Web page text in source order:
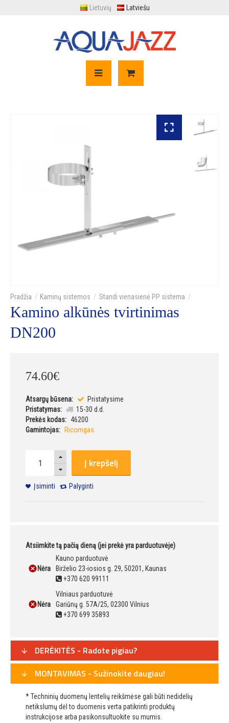
Lietuvių Latviešu
Kaminų sistemos Standi vienasienė PP sistema
Kamino alkūnės tvirtinimas
DN200
74.60€
Atsargų būsena:
Pristatysime
Pristatymas:
15-30 d.d.
Prekės kodas: 46200
Gamintojas:
Ricomgas
Į krepšelį
Įsiminti Palyginti
Atsiimkite tą pačią dieną (jei prekė yra parduotuvėje)
Nėra
Kauno parduotuvė
Birželio 23-iosios g. 29, 50201, Kaunas
+370 620 99111
Nėra
Vilniaus parduotuvė
Gariūnų g. 57A/25, 02300 Vilnius
+370 699 35893
DERĖKITĖS - Radote pigiau?
MONTAVIMAS - Sužinokite daugiau!
* Techninių duomenų lentelių reikšmėse gali būti nedidelių
netikslumų dėl to duomenis verta patikrinti produktų
instrukcijose arba pasikonsultuokite su mumis.